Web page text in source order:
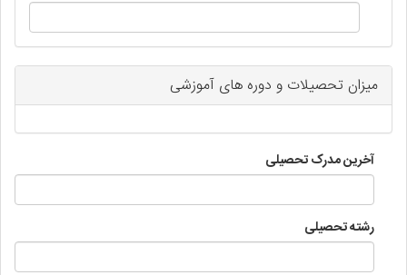
میزان تحصیلات و دوره های آموزشی
آخرین مدرک تحصیلی
رشته تحصیلی